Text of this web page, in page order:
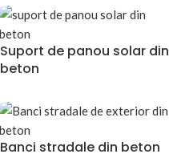
Suport de panou solar din
beton
Banci stradale din beton